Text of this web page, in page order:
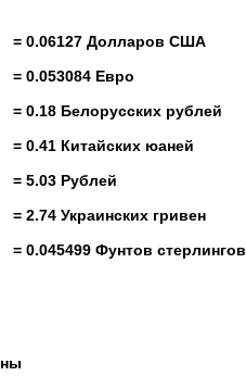
= 0.06127 Долларов США
= 0.053084 Евро
= 0.18 Белорусских рублей
= 0.41 Китайских юаней
= 5.03 Рублей
= 2.74 Украинских гривен
= 0.045499 Фунтов стерлингов